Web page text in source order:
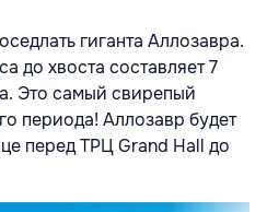
гиганта Аллозавра.
до хвоста составляет 7
Это самый свирепый
периода! Аллозавр будет
перед ТРЦ Grand Hall до